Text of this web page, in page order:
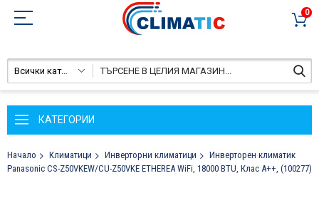
0
Всички категории
КАТЕГОРИИ
Начало Климатици Инверторни климатици
Инверторен климатик
Panasonic CS-Z50VKEW/CU-Z50VKE ETHEREA WiFi, 18000 BTU, Клас A++, (100277)